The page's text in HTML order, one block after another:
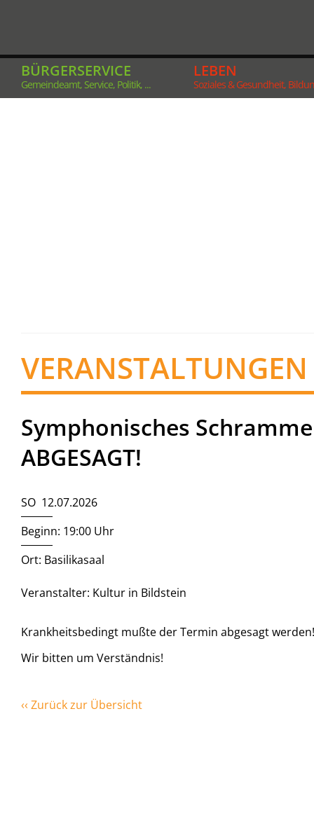
BÜRGERSERVICE
Gemeindeamt, Service, Politik, ...
LEBEN
Soziales & Gesundheit,
VERANSTALTUNGEN
Symphonisches
ABGESAGT!
SO 12.07.2026
Beginn: 19:00 Uhr
Ort: Basilikasaal
Veranstalter: Kultur in Bildstein
Krankheitsbedingt mußte der Termin abgesagt
Wir bitten um Verständnis!
‹‹ Zurück zur Übersicht